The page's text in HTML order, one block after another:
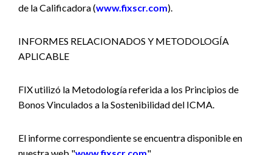
de la Calificadora (www.fixscr.com).
INFORMES RELACIONADOS Y METODOLOGÍA
APLICABLE
FIX utilizó la Metodología referida a los Principios de
Bonos Vinculados a la Sostenibilidad del ICMA.
El informe correspondiente se encuentra disponible en